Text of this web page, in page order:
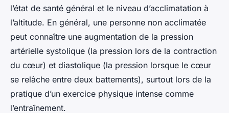
l’état de santé général et le niveau d’acclimatation à
l’altitude. En général, une personne non acclimatée
peut connaître une augmentation de la pression
artérielle systolique (la pression lors de la contraction
du cœur) et diastolique (la pression lorsque le cœur
se relâche entre deux battements), surtout lors de la
pratique d’un exercice physique intense comme
l’entraînement.